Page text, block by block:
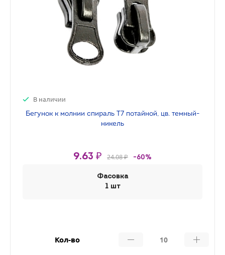
В наличии
Бегунок к молнии спираль Т7 потайной, цв. темный-
никель
9.63 ₽ 24.08 ₽ -60%
Фасовка
1 шт
Кол-во